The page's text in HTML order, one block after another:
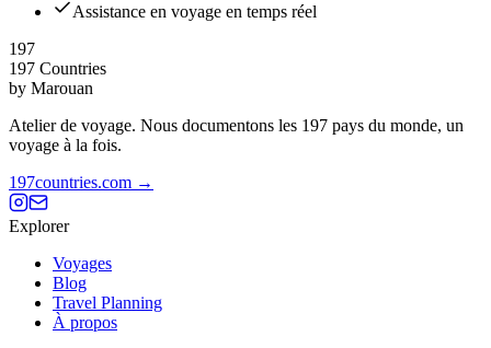
Assistance en voyage en temps réel
197
197 Countries
by Marouan
Atelier de voyage. Nous documentons les 197 pays du monde, un
voyage à la fois.
197countries.com →
Explorer
Voyages
Blog
Travel Planning
À propos